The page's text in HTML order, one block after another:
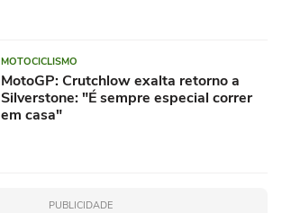
MOTOCICLISMO
MotoGP: Crutchlow exalta retorno a
Silverstone: "É sempre especial correr
em casa"
PUBLICIDADE